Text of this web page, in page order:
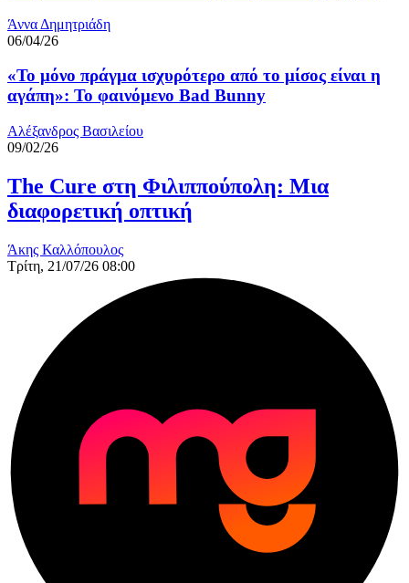
Άννα Δημητριάδη
06/04/26
«Το μόνο πράγμα ισχυρότερο από το μίσος είναι η
αγάπη»: Το φαινόμενο Bad Bunny
Αλέξανδρος Βασιλείου
09/02/26
The Cure στη Φιλιππούπολη: Μια
διαφορετική οπτική
Άκης Καλλόπουλος
Τρίτη, 21/07/26 08:00